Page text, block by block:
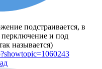
подстраивается, в
перключение и под
называется)